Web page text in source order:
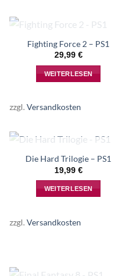
NICHT VORRÄTIG
Fighting Force 2 – PS1
29,99 €
WEITERLESEN
zzgl. Versandkosten
NICHT VORRÄTIG
Die Hard Trilogie – PS1
19,99 €
WEITERLESEN
zzgl. Versandkosten